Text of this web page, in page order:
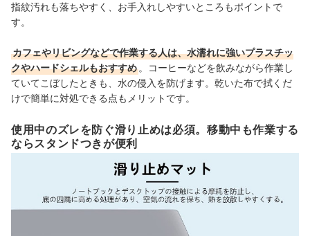
指紋汚れも落ちやすく、お手入れしやすいところもポイントで
す。
カフェやリビングなどで作業する人は、水濡れに強いプラスチッ
クやハードシェルもおすすめ。コーヒーなどを飲みながら作業し
ていてこぼしたときも、水の侵入を防げます。乾いた布で拭くだ
けで簡単に対処できる点もメリットです。
使用中のズレを防ぐ滑り止めは必須。移動中も作業する
ならスタンドつきが便利